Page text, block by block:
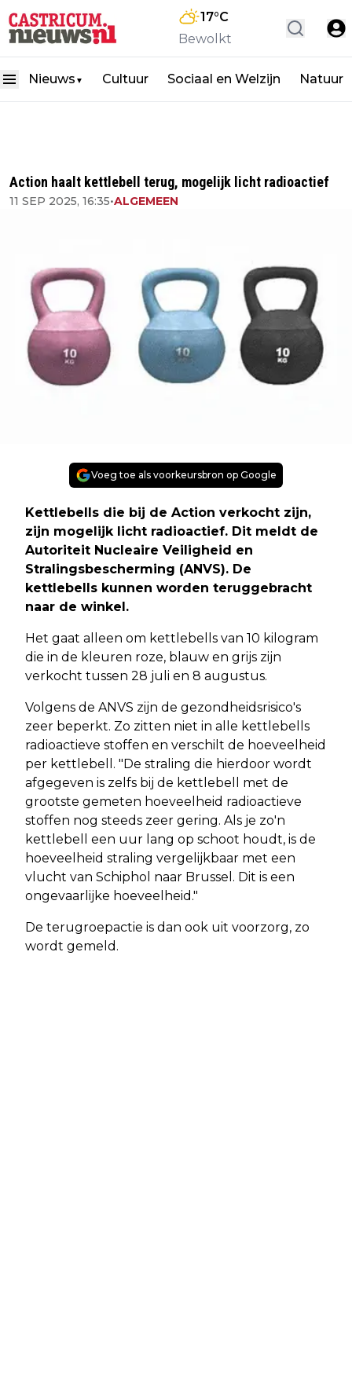
17°C
Bewolkt
Nieuws ▼ Cultuur Sociaal en Welzijn Natuur
Action haalt kettlebell terug, mogelijk licht radioactief
11 SEP 2025, 16:35•ALGEMEEN
Voeg toe als voorkeursbron op Google
Kettlebells die bij de Action verkocht zijn,
zijn mogelijk licht radioactief. Dit meldt de
Autoriteit Nucleaire Veiligheid en
Stralingsbescherming (ANVS). De
kettlebells kunnen worden teruggebracht
naar de winkel.
Het gaat alleen om kettlebells van 10 kilogram
die in de kleuren roze, blauw en grijs zijn
verkocht tussen 28 juli en 8 augustus.
Volgens de ANVS zijn de gezondheidsrisico's
zeer beperkt. Zo zitten niet in alle kettlebells
radioactieve stoffen en verschilt de hoeveelheid
per kettlebell. "De straling die hierdoor wordt
afgegeven is zelfs bij de kettlebell met de
grootste gemeten hoeveelheid radioactieve
stoffen nog steeds zeer gering. Als je zo'n
kettlebell een uur lang op schoot houdt, is de
hoeveelheid straling vergelijkbaar met een
vlucht van Schiphol naar Brussel. Dit is een
ongevaarlijke hoeveelheid."
De terugroepactie is dan ook uit voorzorg, zo
wordt gemeld.